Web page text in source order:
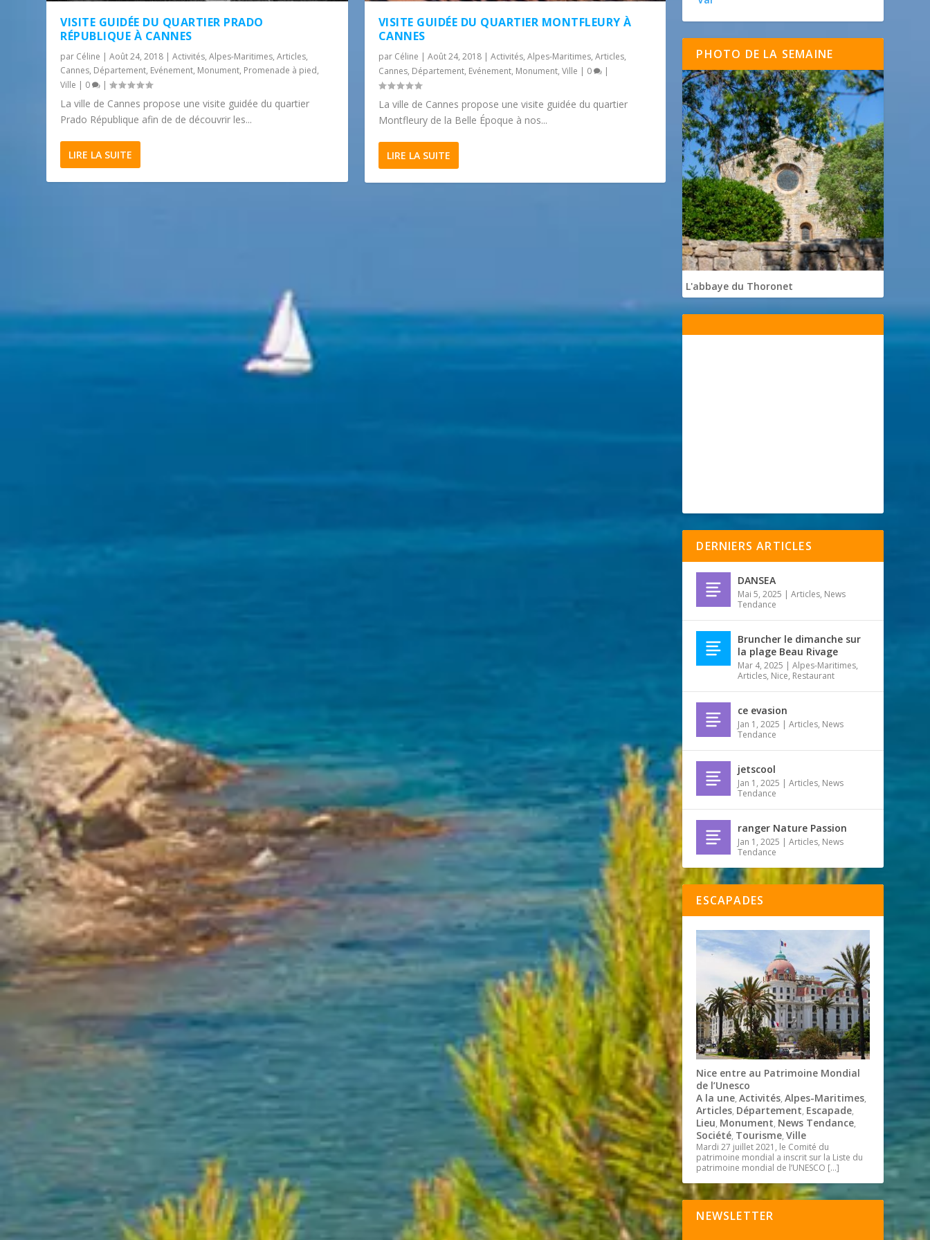
VISITE GUIDÉE DU QUARTIER PRADO
RÉPUBLIQUE À CANNES
par Céline |Août 24, 2018 |Activités,Alpes-Maritimes,Articles,
Cannes, Département, Evénement, Monument, Promenade à pied,
Ville | 0 |
La ville de Cannes propose une visite guidée du quartier
Prado République afin de de découvrir les...
LIRE LA SUITE
VISITE GUIDÉE DU QUARTIER MONTFLEURY À
CANNES
par Céline | Août 24, 2018| Activités, Alpes-Maritimes, Articles,
Cannes, Département, Evénement, Monument, Ville | 0 |
La ville de Cannes propose une visite guidée du quartier
Montfleury de la Belle Époque à nos...
LIRE LA SUITE
PHOTO DE LA SEMAINE
L'abbaye du Thoronet
DERNIERS ARTICLES
DANSEA
Mai 5, 2025 |Articles, News
Tendance
Bruncher le dimanche sur
la plage Beau Rivage
Mar 4, 2025 |Alpes-Maritimes,
Articles, Nice, Restaurant
ce evasion
Jan 1, 2025 |Articles, News
Tendance
jetscool
Jan 1, 2025 |Articles, News
Tendance
ranger Nature Passion
Jan 1, 2025 |Articles, News
Tendance
ESCAPADES
Nice entre au Patrimoine Mondial
de l’Unesco
A la une,Activités,Alpes-Maritimes,
Articles, Département, Escapade,
Lieu, Monument, News Tendance,
Société, Tourisme,Ville
Mardi 27 juillet 2021, le Comité du
patrimoine mondial a inscrit sur la Liste du
patrimoine mondial de l’UNESCO […]
NEWSLETTER